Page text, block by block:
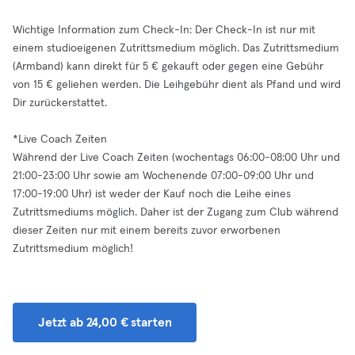
Wichtige Information zum Check-In: Der Check-In ist nur mit
einem studioeigenen Zutrittsmedium möglich. Das Zutrittsmedium
(Armband) kann direkt für 5 € gekauft oder gegen eine Gebühr
von 15 € geliehen werden. Die Leihgebühr dient als Pfand und wird
Dir zurückerstattet.
*Live Coach Zeiten
Während der Live Coach Zeiten (wochentags 06:00-08:00 Uhr und
21:00-23:00 Uhr sowie am Wochenende 07:00-09:00 Uhr und
17:00-19:00 Uhr) ist weder der Kauf noch die Leihe eines
Zutrittsmediums möglich. Daher ist der Zugang zum Club während
dieser Zeiten nur mit einem bereits zuvor erworbenen
Zutrittsmedium möglich!
Jetzt ab 24,00 € starten